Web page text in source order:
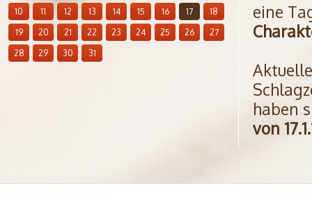
10
11 12 13 14 15 16 17
18
19
20 21 22 23 24 25 26
27
28
29 30 31
eine
haben
von